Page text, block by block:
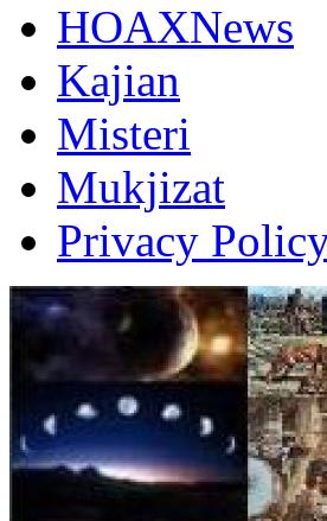
HOAXNews
Kajian
Misteri
Mukjizat
Privacy